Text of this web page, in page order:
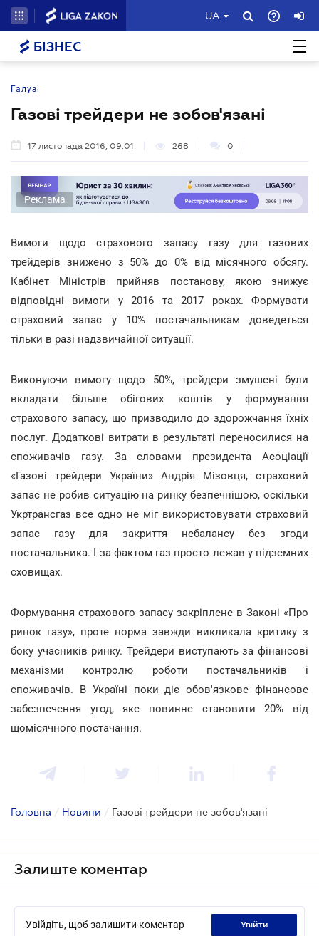
UA
БІЗНЕС
Галузі
Газові трейдери не зобов'язані
17 листопада 2016, 09:01 268 0
Реклама
Вимоги щодо страхового запасу газу для газових
трейдерів знижено з 50% до 0% від місячного обсягу.
Кабінет Міністрів прийняв постанову, якою знижує
відповідні вимоги у 2016 та 2017 роках. Формувати
страховий запас у 10% постачальникам доведеться
тільки в разі надзвичайної ситуації.
Виконуючи вимогу щодо 50%, трейдери змушені були
вкладати більше обігових коштів у формування
страхового запасу, що призводило до здорожчання їхніх
послуг. Додаткові витрати в результаті переносилися на
споживачів газу. За словами президента Асоціації
«Газові трейдери України» Андрія Мізовця, страховий
запас не робив ситуацію на ринку безпечнішою, оскільки
Укртрансгаз все одно не міг використовувати страховий
запас газу для закриття небалансу без згоди
постачальника. І за фактом газ просто лежав у підземних
сховищах.
Формування страхового запасу закріплене в Законі «Про
ринок газу», проте норма завжди викликала критику з
боку учасників ринку. Трейдери виступають за фінансові
механізми контролю роботи постачальників і
споживачів. В Україні поки діє обов'язкове фінансове
забезпечення угод, яке повинне становити 20% від
щомісячного постачання.
Головна / Новини / Газові трейдери не зобов'язані
Залиште коментар
Увійдіть, щоб залишити коментар увійти